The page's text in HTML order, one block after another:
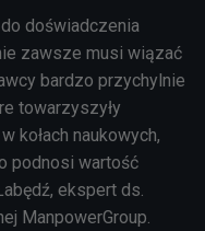
doświadczenia
zawsze musi wiązać
bardzo przychylnie
towarzyszyły
kołach naukowych,
podnosi wartość
ekspert ds.
ManpowerGroup.